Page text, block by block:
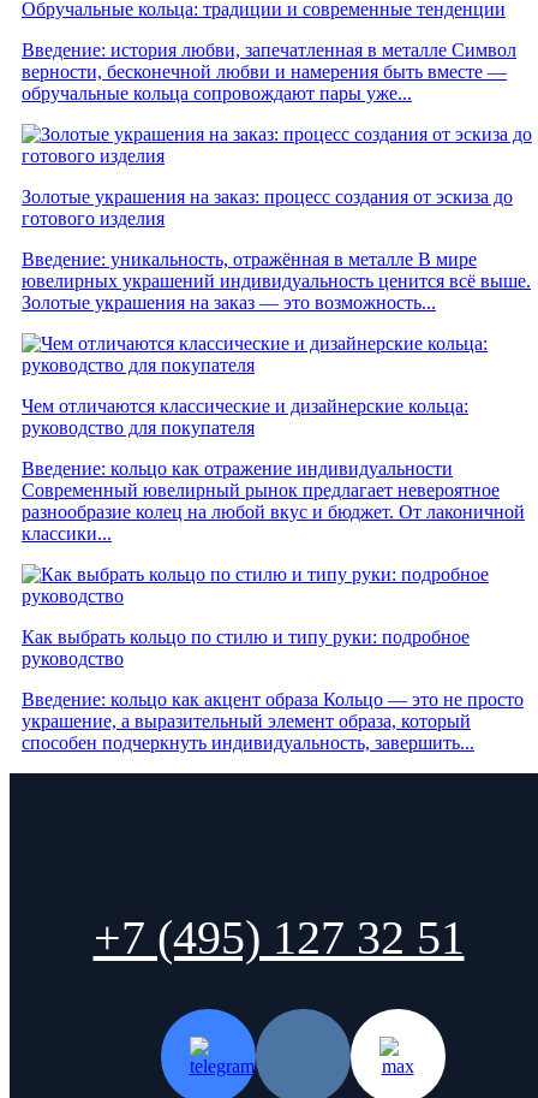
Обручальные кольца: традиции и современные тенденции
Введение: история любви, запечатленная в металле Символ
верности, бесконечной любви и намерения быть вместе —
обручальные кольца сопровождают пары уже...
Золотые украшения на заказ: процесс создания от эскиза до
готового изделия
Введение: уникальность, отражённая в металле В мире
ювелирных украшений индивидуальность ценится всё выше.
Золотые украшения на заказ — это возможность...
Чем отличаются классические и дизайнерские кольца:
руководство для покупателя
Введение: кольцо как отражение индивидуальности
Современный ювелирный рынок предлагает невероятное
разнообразие колец на любой вкус и бюджет. От лаконичной
классики...
Как выбрать кольцо по стилю и типу руки: подробное
руководство
Введение: кольцо как акцент образа Кольцо — это не просто
украшение, а выразительный элемент образа, который
способен подчеркнуть индивидуальность, завершить...
+7 (495) 127 32 51